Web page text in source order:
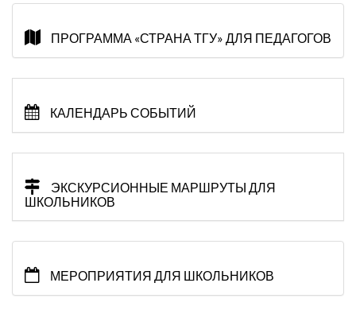
ПРОГРАММА «СТРАНА ТГУ» ДЛЯ ПЕДАГОГОВ
КАЛЕНДАРЬ СОБЫТИЙ
ЭКСКУРСИОННЫЕ МАРШРУТЫ ДЛЯ
ШКОЛЬНИКОВ
МЕРОПРИЯТИЯ ДЛЯ ШКОЛЬНИКОВ